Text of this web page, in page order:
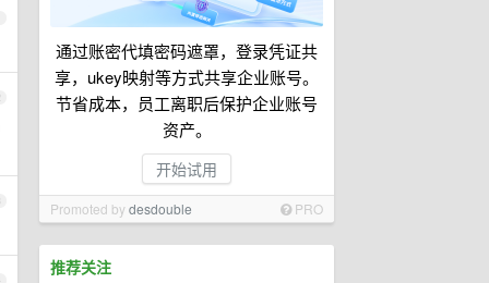
通过账密代填密码遮罩，登录凭证共
享，ukey映射等方式共享企业账号。
节省成本，员工离职后保护企业账号
资产。
开始试用
Promoted bydesdouble PRO
推荐关注